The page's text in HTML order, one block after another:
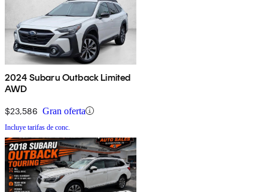
2024 Subaru Outback Limited
AWD
$23,586 Gran oferta
Incluye tarifas de conc.